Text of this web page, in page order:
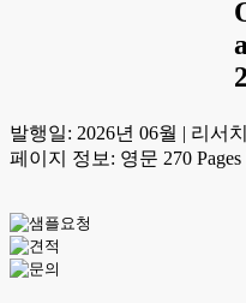
발행일: 2026년 06월 | 리서
페이지 정보: 영문 270 Pages